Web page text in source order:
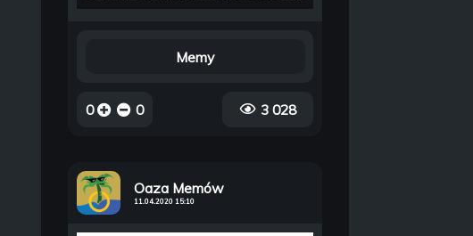
Memy
0 0 3 028
Oaza Memów
11.04.2020 15:10